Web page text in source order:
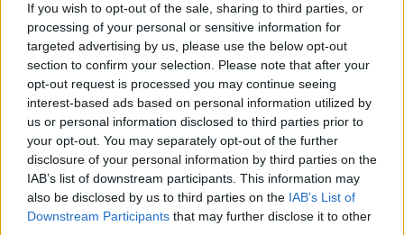
If you wish to opt-out of the sale, sharing to third parties, or
processing of your personal or sensitive information for
targeted advertising by us, please use the below opt-out
section to confirm your selection. Please note that after your
opt-out request is processed you may continue seeing
interest-based ads based on personal information utilized by
us or personal information disclosed to third parties prior to
your opt-out. You may separately opt-out of the further
disclosure of your personal information by third parties on the
IAB’s list of downstream participants. This information may
also be disclosed by us to third parties on the IAB’s List of
Downstream Participants that may further disclose it to other
internasjonal båtpresse for god kvalitet,
smarte løsninger og konkurransedyktig pris.
Med den nye modellen fornyer Viknes den
såkalte vestlandsbåten med solid og raskt
halvplanende skrog, bakvegg, utvendig
styreposisjon og robust kalesjeløsning over
akterdekket. Viknes 10 er en elegant bobåt